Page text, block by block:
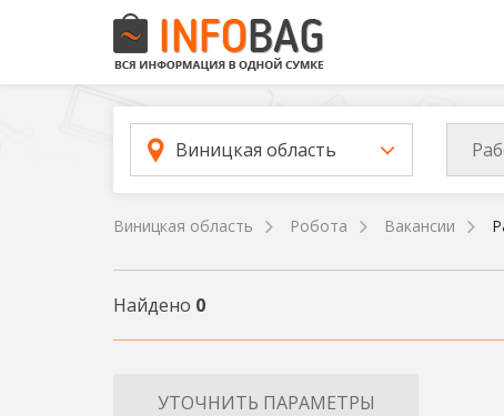
Виницкая область
Виницкая область Робота Вакансии
Найдено 0
УТОЧНИТЬ ПАРАМЕТРЫ